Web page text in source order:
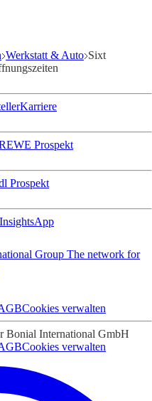
Werkstatt & Auto Sixt
Karriere
Prospekt
Prospekt
App
Group The network for
Cookies verwalten
Bonial International GmbH
Cookies verwalten